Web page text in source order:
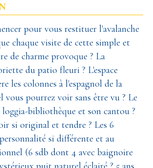
pour vous restituer l'avalanche
chaque visite de cette simple et
de charme provoque ? La
du patio fleuri ? L'espace
les colonnes à l'espagnol de la
vous pourrez voir sans être vu ? Le
loggia-bibliothèque et son cantou ?
si original et tendre ? Les 6
si différente et au
(6 sdb dont 4 avec baignoire